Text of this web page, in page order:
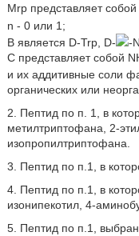
Mrp представляет
n - 0 или 1;
В является D-Trp, D-
-
С представляет собой
и их аддитивные соли
органических или
2. Пептид по п. 1, в
метилтриптофана, 2-
изопропилтриптофана.
3. Пептид по п.1, в
4. Пептид по п.1, в
изонипекотил, 4-
5. Пептид по п.1,